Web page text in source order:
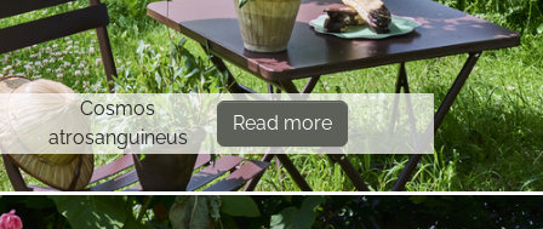
Cosmos
atrosanguineus
Read more